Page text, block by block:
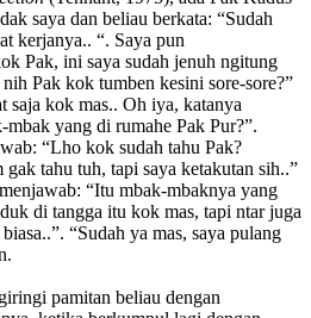
saya dan beliau berkata: “Sudah
kerjanya.. “. Saya pun
Pak, ini saya sudah jenuh ngitung
Pak kok tumben kesini sore-sore?”
saja kok mas.. Oh iya, katanya
mbak yang di rumahe Pak Pur?”.
“Lho kok sudah tahu Pak?
gak tahu tuh, tapi saya ketakutan sih..”
“Itu mbak-mbaknya yang
di tangga itu kok mas, tapi ntar juga
“Sudah ya mas, saya pulang
pamitan beliau dengan